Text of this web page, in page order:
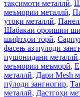
тақсимоти металлӣ,
меъмории металлӣ,
утоқи металлӣ,
Шабакаи ороишии
шифтҳои торӣ,
фасењ аз пӯлоди
пӯшонидани металлӣ,
меъмории меъморӣ,
металлӣ, Дари Mesh
пӯлоди зангногир,
металлӣ, Дастгоҳи